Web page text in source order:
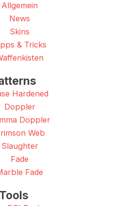
Allgemein
News
Skins
& Tricks
Hardened
Doppler
Doppler
Web
Slaughter
Fade
Fade
Tools